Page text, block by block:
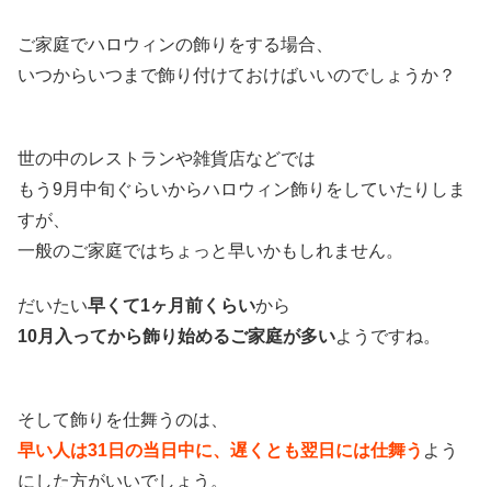
ご家庭でハロウィンの飾りをする場合、
いつからいつまで飾り付けておけばいいのでしょうか？
世の中のレストランや雑貨店などでは
もう9月中旬ぐらいからハロウィン飾りをしていたりしま
すが、
一般のご家庭ではちょっと早いかもしれません。
だいたい早くて1ヶ月前くらいから
10月入ってから飾り始めるご家庭が多いようですね。
そして飾りを仕舞うのは、
早い人は31日の当日中に、遅くとも翌日には仕舞う よう
にした方がいいでしょう。